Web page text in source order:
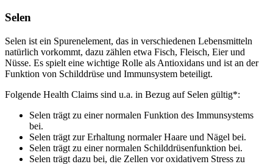
Selen
Selen ist ein Spurenelement, das in verschiedenen Lebensmitteln
natürlich vorkommt, dazu zählen etwa Fisch, Fleisch, Eier und
Nüsse. Es spielt eine wichtige Rolle als Antioxidans und ist an der
Funktion von Schilddrüse und Immunsystem beteiligt.
Folgende Health Claims sind u.a. in Bezug auf Selen gültig*:
Selen trägt zu einer normalen Funktion des Immunsystems
bei.
Selen trägt zur Erhaltung normaler Haare und Nägel bei.
Selen trägt zu einer normalen Schilddrüsenfunktion bei.
Selen trägt dazu bei, die Zellen vor oxidativem Stress zu